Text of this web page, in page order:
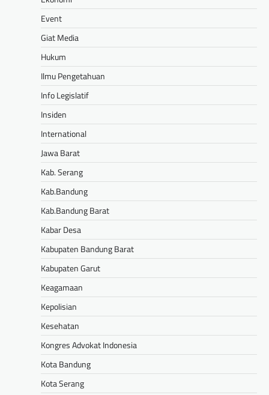
Event
Giat Media
Hukum
Ilmu Pengetahuan
Info Legislatif
Insiden
International
Jawa Barat
Kab. Serang
Kab.Bandung
Kab.Bandung Barat
Kabar Desa
Kabupaten Bandung Barat
Kabupaten Garut
Keagamaan
Kepolisian
Kesehatan
Kongres Advokat Indonesia
Kota Bandung
Kota Serang